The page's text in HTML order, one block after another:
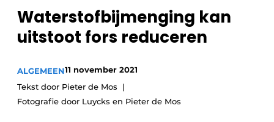
Vacature aanmelden
Video’s
Waterstofbijmenging kan
uitstoot fors reduceren
ALGEMEEN11 november 2021
Tekst door Pieter de Mos
Fotografie door Luycks en Pieter de Mos